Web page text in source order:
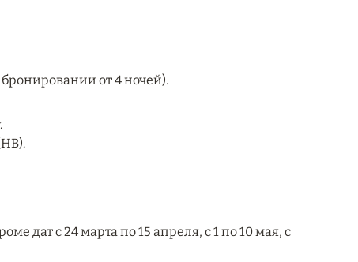
от 4 ночей).
дат с 24 марта по 15 апреля, с 1 по 10 мая, с